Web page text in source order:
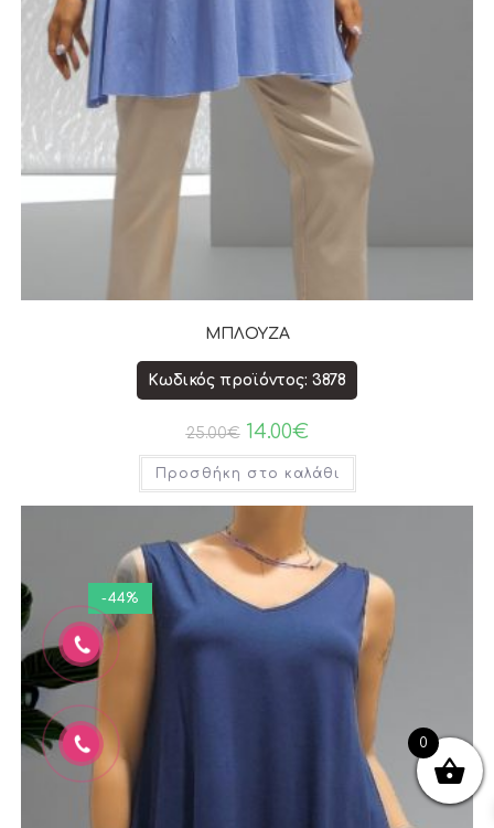
ΜΠΛΟΥΖΑ
Κωδικός προϊόντος: 3878
25.00€ 14.00€
Προσθήκη στο καλάθι
-44%
0